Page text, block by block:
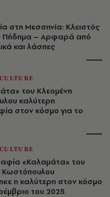
στη Μεσσηνία: Κλειστός
Πήδημα – Αρφαρά από
και λάσπες
του Κλεομένη
καλύτερη
στον κόσμο για το
«Καλαμάτα» του
Κωστόπουλου
η καλύτερη στον κόσμο
του 2025